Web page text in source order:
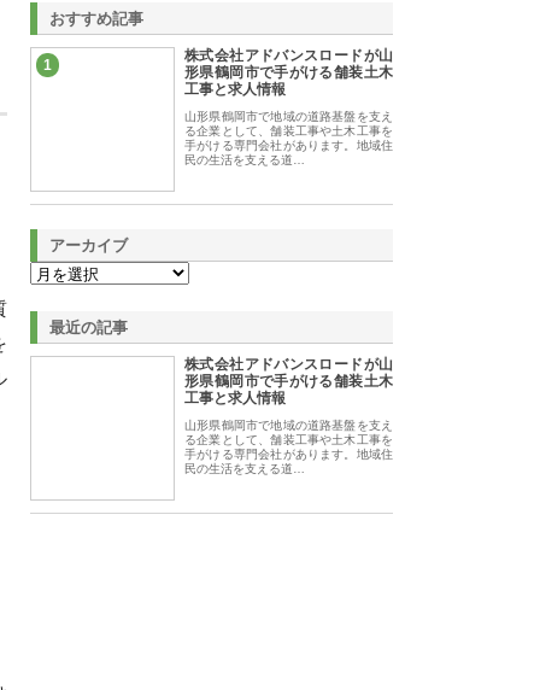
おすすめ記事
1
株式会社アドバンスロードが山
形県鶴岡市で手がける舗装土木
工事と求人情報
山形県鶴岡市で地域の道路基盤を支え
る企業として、舗装工事や土木工事を
手がける専門会社があります。地域住
民の生活を支える道…
アーカイブ
最近の記事
株式会社アドバンスロードが山
形県鶴岡市で手がける舗装土木
工事と求人情報
山形県鶴岡市で地域の道路基盤を支え
る企業として、舗装工事や土木工事を
手がける専門会社があります。地域住
民の生活を支える道…